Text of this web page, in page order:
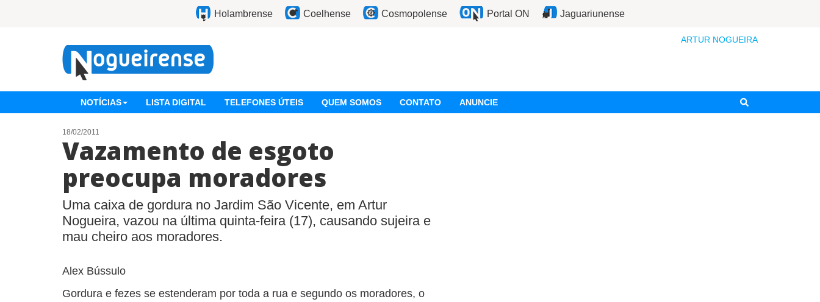
Holambrense Coelhense Cosmopolense Portal ON Jaguariunense
ARTUR NOGUEIRA
NOTÍCIAS LISTA DIGITAL TELEFONES ÚTEIS QUEM SOMOS CONTATO ANUNCIE
18/02/2011
Vazamento de esgoto
preocupa moradores
Uma caixa de gordura no Jardim São Vicente, em Artur
Nogueira, vazou na última quinta-feira (17), causando sujeira e
mau cheiro aos moradores.
Alex Bússulo
Gordura e fezes se estenderam por toda a rua e segundo os moradores, o